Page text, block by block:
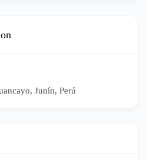
Junín, Perú